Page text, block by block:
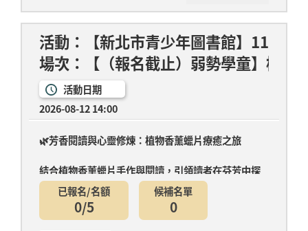
活動：【新北市青少年圖書館】115年
場次：【（報名截止）弱勢學童】植物
活動日期
2026-08-12 14:00
🌿芳香閱讀與心靈修煉：植物香薰蠟片療癒之旅
結合植物香薰蠟片手作與閱讀，引領讀者在芬芳中探
索內心....
已報名/名額
0/5
候補名單
0